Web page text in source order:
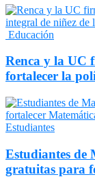
Educación
Renca y la UC
fortalecer la
Estudiantes
Estudiantes de
gratuitas para